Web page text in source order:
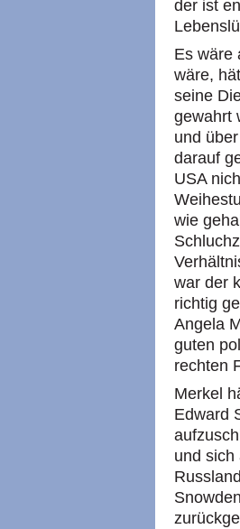
der ist
Es wäre
wäre,
seine
gewahrt
und
darauf
USA
wie
war der
richtig
Angela
guten
rechten
Merkel
Edward
und sich